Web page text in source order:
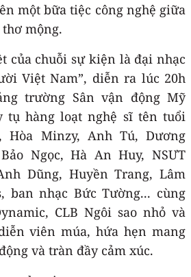
một bữa tiệc công nghệ giữa
mộng.
của chuỗi sự kiện là đại nhạc
Việt Nam”, diễn ra lúc 20h
trường Sân vận động Mỹ
hàng loạt nghệ sĩ tên tuổi
Hòa Minzy, Anh Tú, Dương
Ngọc, Hà An Huy, NSƯT
Dũng, Huyền Trang, Lâm
ban nhạc Bức Tường... cùng
CLB Ngôi sao nhỏ và
viên múa, hứa hẹn mang
và tràn đầy cảm xúc.